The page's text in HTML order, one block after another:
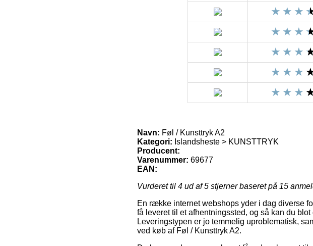
Navn: Føl / Kunsttryk A2
Kategori: Islandsheste > KUNSTTRYK
Producent:
Varenummer: 69677
EAN:
Vurderet til 4 ud af 5 stjerner baseret på 15
En række internet webshops yder i dag diverse
få leveret til et afhentningssted, og så kan du
Leveringstypen er jo temmelig uproblematisk,
ved køb af Føl / Kunsttryk A2.